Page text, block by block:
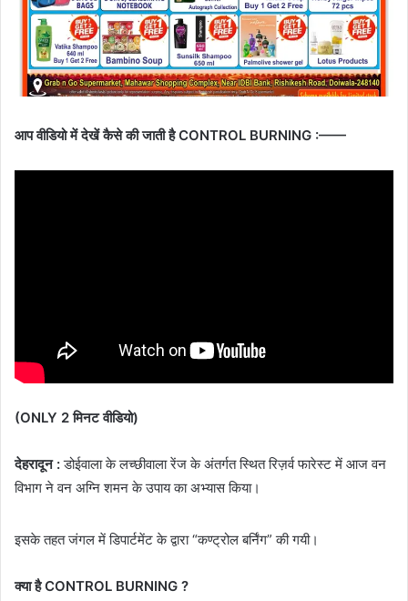
आप वीडियो में देखें कैसे की जाती है CONTROL BURNING :——
(ONLY 2 मिनट वीडियो)
देहरादून :डोईवाला के लच्छीवाला रेंज के अंतर्गत स्थित रिज़र्व फारेस्ट में आज वन
विभाग ने वन अग्नि शमन के उपाय का अभ्यास किया।
इसके तहत जंगल में डिपार्टमेंट के द्वारा “कण्ट्रोल बर्निंग” की गयी।
क्या है CONTROL BURNING ?